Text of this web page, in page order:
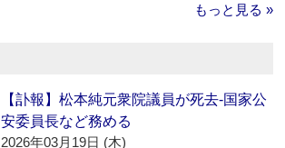
もっと見る »
【訃報】松本純元衆院議員が死去‐国家公
安委員長など務める
2026年03月19日 (木)